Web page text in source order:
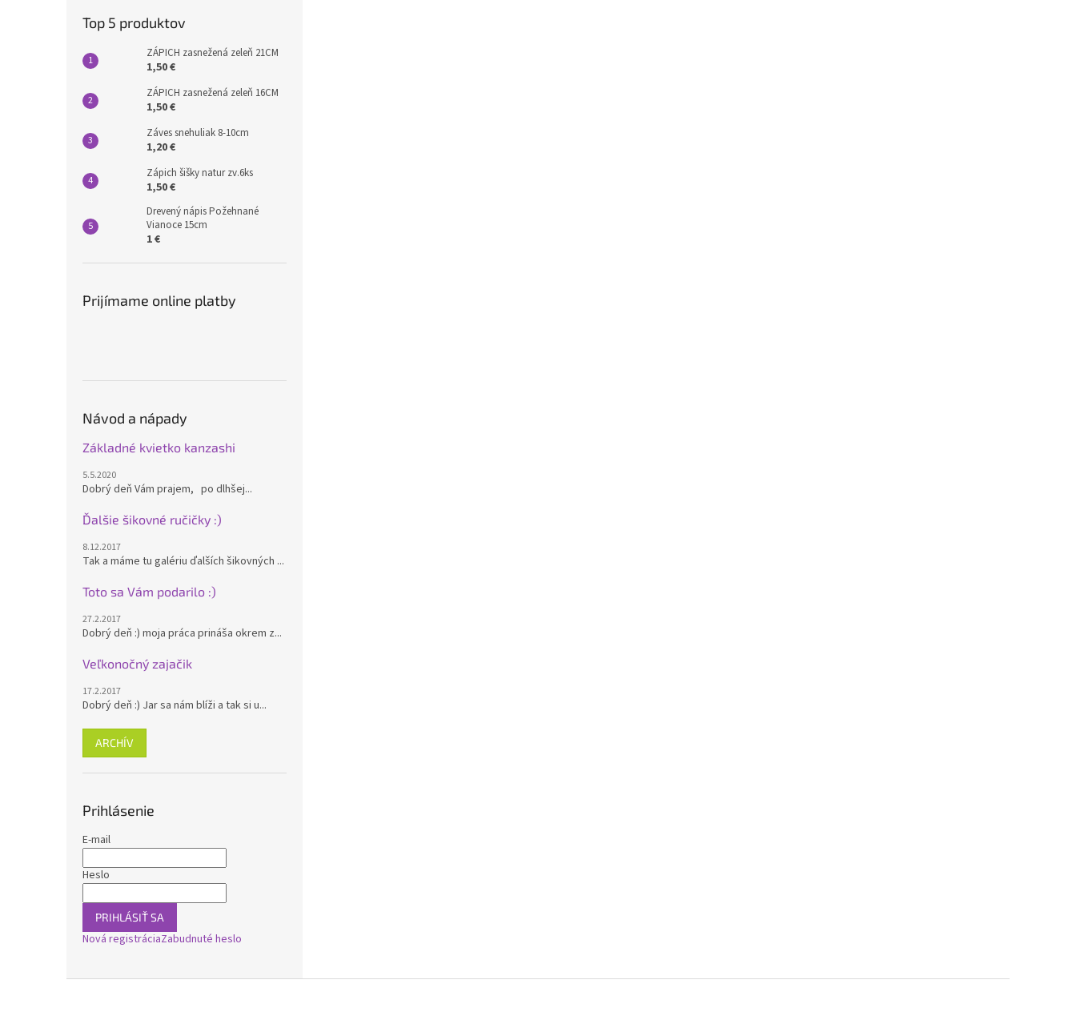
Top 5 produktov
ZÁPICH zasnežená zeleň 21CM
1,50 €
ZÁPICH zasnežená zeleň 16CM
1,50 €
Záves snehuliak 8-10cm
1,20 €
Zápich šišky natur zv.6ks
1,50 €
Drevený nápis Požehnané
Vianoce 15cm
1 €
Prijímame online platby
Návod a nápady
Základné kvietko kanzashi
5.5.2020
Dobrý deň Vám prajem, po dlhšej...
Ďalšie šikovné ručičky :)
8.12.2017
Tak a máme tu galériu ďalších šikovných ...
Toto sa Vám podarilo :)
27.2.2017
Dobrý deň :) moja práca prináša okrem z...
Veľkonočný zajačik
17.2.2017
Dobrý deň :) Jar sa nám blíži a tak si u...
ARCHÍV
Prihlásenie
E-mail
Heslo
PRIHLÁSIŤ SA
Nová registráciaZabudnuté heslo